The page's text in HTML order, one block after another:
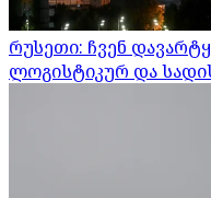
რუსეთი: ჩვენ
ლოგისტიკურ და